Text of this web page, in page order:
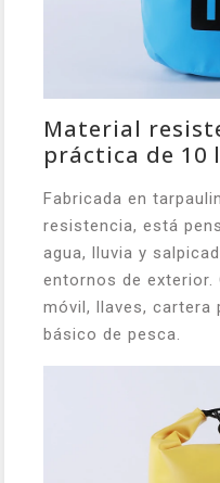
Material
práctica de 10
Fabricada en
resistencia, está
agua, lluvia y
entornos de exterior.
móvil, llaves, cartera
básico de pesca.